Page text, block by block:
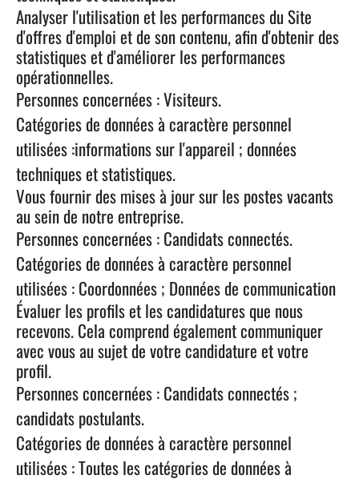
Analyser l'utilisation et les performances du Site
d'offres d'emploi et de son contenu, afin d'obtenir des
statistiques et d'améliorer les performances
opérationnelles.
Personnes concernées : Visiteurs.
Catégories de données à caractère personnel
utilisées :informations sur l'appareil ; données
techniques et statistiques.
Vous fournir des mises à jour sur les postes vacants
au sein de notre entreprise.
Personnes concernées : Candidats connectés.
Catégories de données à caractère personnel
utilisées : Coordonnées ; Données de communication
Évaluer les profils et les candidatures que nous
recevons. Cela comprend également communiquer
avec vous au sujet de votre candidature et votre
profil.
Personnes concernées : Candidats connectés ;
candidats postulants.
Catégories de données à caractère personnel
utilisées : Toutes les catégories de données à